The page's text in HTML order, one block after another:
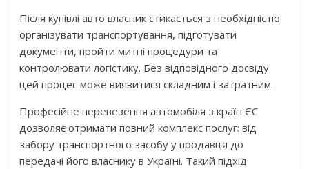
Після купівлі авто власник стикається з необхідністю
організувати транспортування, підготувати
документи, пройти митні процедури та
контролювати логістику. Без відповідного досвіду
цей процес може виявитися складним і затратним.
Професійне перевезення автомобіля з країн ЄС
дозволяє отримати повний комплекс послуг: від
забору транспортного засобу у продавця до
передачі його власнику в Україні. Такий підхід